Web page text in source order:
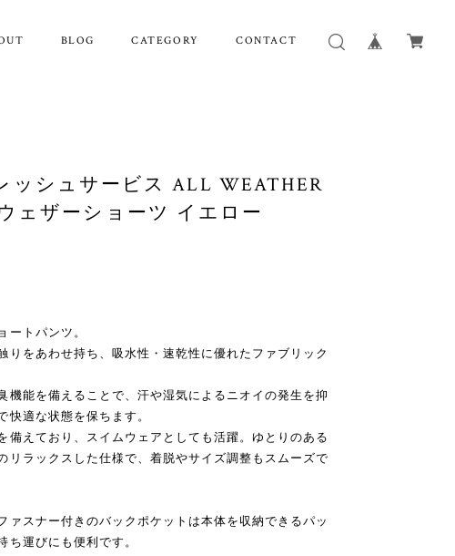
BLOG CATEGORY CONTACT
ッシュサービス ALL WEATHER
ェザーショーツ イエロー
ートパンツ。
りをあわせ持ち、吸水性・速乾性に優れたファブリック
機能を備えることで、汗や湿気によるニオイの発生を抑
快適な状態を保ちます。
備えており、スイムウェアとしても活躍。ゆとりのある
リラックスした仕様で、着脱やサイズ調整もスムーズで
ァスナー付きのバックポケットは本体を収納できるパッ
ち運びにも便利です。